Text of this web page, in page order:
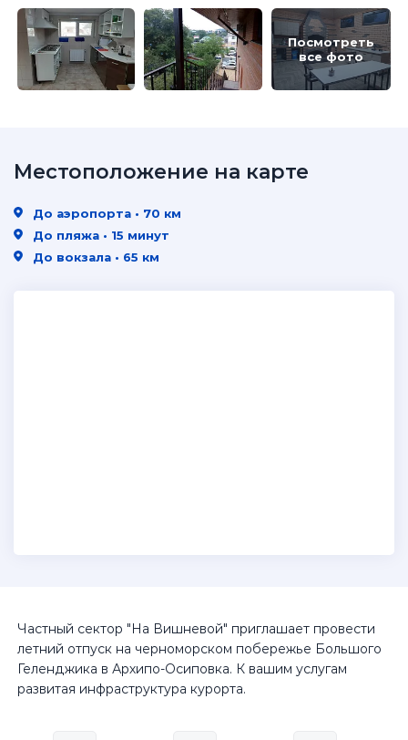
Посмотреть
все фото
Частный сектор "На Вишневой" приглашает провести
летний отпуск на черноморском побережье Большого
Геленджика в Архипо-Осиповка. К вашим услугам
развитая инфраструктура курорта.
Местоположение на карте
До аэропорта • 70 км
До пляжа • 15 минут
До вокзала • 65 км